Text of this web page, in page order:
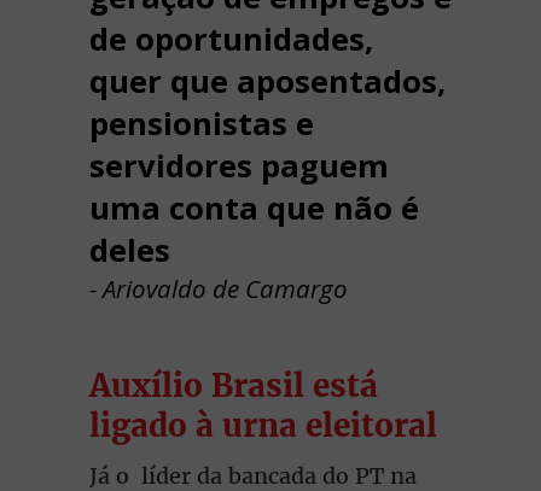
de oportunidades,
quer que aposentados,
pensionistas e
servidores paguem
uma conta que não é
deles
- Ariovaldo de Camargo
Auxílio Brasil está
ligado à urna eleitoral
Já o líder da bancada do PT na